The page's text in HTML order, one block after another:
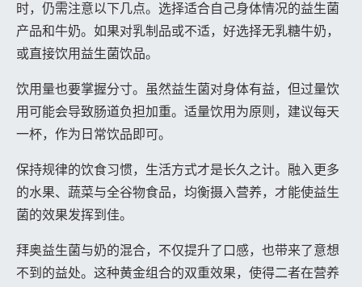
时，仍需注意以下几点。选择适合自己身体情况的益生菌
产品和牛奶。如果对乳制品或不适，好选择无乳糖牛奶，
或直接饮用益生菌饮品。
饮用量也要掌握分寸。虽然益生菌对身体有益，但过量饮
用可能会导致肠道负担加重。适量饮用为原则，建议每天
一杯，作为日常饮品即可。
保持规律的饮食习惯，生活方式才是长久之计。融入更多
的水果、蔬菜与全谷物食品，均衡摄入营养，才能使益生
菌的效果发挥到佳。
拜奥益生菌与奶的混合，不仅提升了口感，也带来了意想
不到的益处。这种黄金组合的双重效果，使得二者在营养